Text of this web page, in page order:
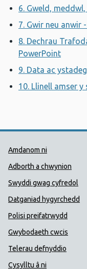
6. Gweld,
7. Gwir neu anwir
8. Dechrau
PowerPoint
9. Data ac
10. Llinell amser
Dolenni
Amdanom ni
Adborth a chwynion
Swyddi gwag cyfredol
Datganiad hygyrchedd
Polisi preifatrwydd
Gwybodaeth cwcis
Telerau defnyddio
Cysylltu â ni